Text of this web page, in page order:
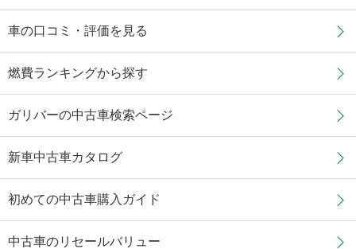
車の口コミ・評価を見る
燃費ランキングから探す
ガリバーの中古車検索ページ
新車中古車カタログ
初めての中古車購入ガイド
中古車のリセールバリュー